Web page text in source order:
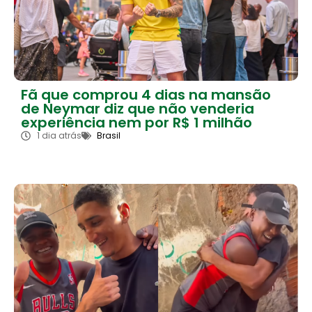
Fã que comprou 4 dias na mansão
de Neymar diz que não venderia
experiência nem por R$ 1 milhão
1 dia atrás Brasil